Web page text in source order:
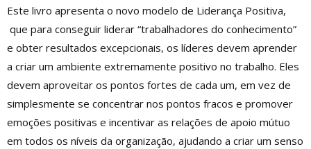
Este livro apresenta o novo modelo de Liderança Positiva,
que para conseguir liderar “trabalhadores do conhecimento”
e obter resultados excepcionais, os líderes devem aprender
a criar um ambiente extremamente positivo no trabalho. Eles
devem aproveitar os pontos fortes de cada um, em vez de
simplesmente se concentrar nos pontos fracos e promover
emoções positivas e incentivar as relações de apoio mútuo
em todos os níveis da organização, ajudando a criar um senso